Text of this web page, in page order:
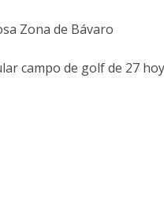
Zona de Bávaro
campo de golf de 27